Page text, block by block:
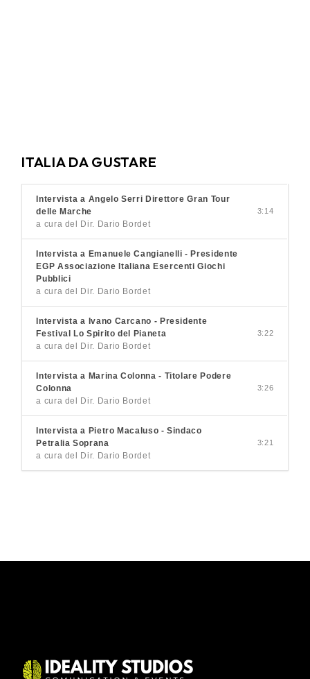
ITALIA DA GUSTARE
Intervista a Angelo Serri Direttore Gran Tour
delle Marche
a cura del Dir. Dario Bordet
3:14
Intervista a Emanuele Cangianelli - Presidente
EGP Associazione Italiana Esercenti Giochi
Pubblici
a cura del Dir. Dario Bordet
Intervista a Ivano Carcano - Presidente
Festival Lo Spirito del Pianeta
a cura del Dir. Dario Bordet
3:22
Intervista a Marina Colonna - Titolare Podere
Colonna
a cura del Dir. Dario Bordet
3:26
Intervista a Pietro Macaluso - Sindaco
Petralia Soprana
a cura del Dir. Dario Bordet
3:21